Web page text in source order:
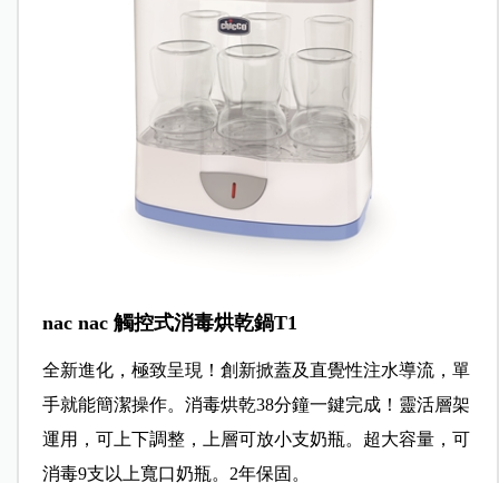
nac nac 觸控式消毒烘乾鍋T1
全新進化，極致呈現！創新掀蓋及直覺性注水導流，單
手就能簡潔操作。消毒烘乾38分鐘一鍵完成！靈活層架
運用，可上下調整，上層可放小支奶瓶。超大容量，可
消毒9支以上寬口奶瓶。2年保固。